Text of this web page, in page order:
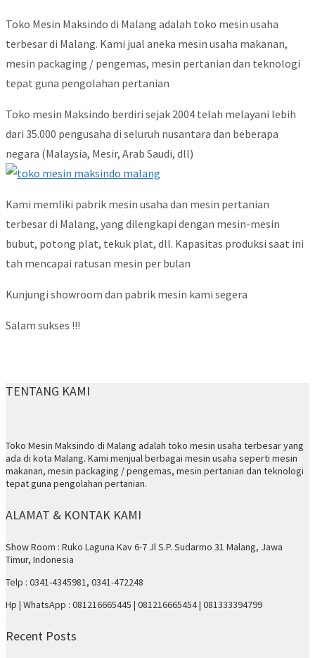
Toko Mesin Maksindo di Malang adalah toko mesin usaha
terbesar di Malang. Kami jual aneka mesin usaha makanan,
mesin packaging / pengemas, mesin pertanian dan teknologi
tepat guna pengolahan pertanian
Toko mesin Maksindo berdiri sejak 2004 telah melayani lebih
dari 35.000 pengusaha di seluruh nusantara dan beberapa
negara (Malaysia, Mesir, Arab Saudi, dll)
Kami memliki pabrik mesin usaha dan mesin pertanian
terbesar di Malang, yang dilengkapi dengan mesin-mesin
bubut, potong plat, tekuk plat, dll. Kapasitas produksi saat ini
tah mencapai ratusan mesin per bulan
Kunjungi showroom dan pabrik mesin kami segera
Salam sukses !!!
TENTANG KAMI
Toko Mesin Maksindo di Malang adalah toko mesin usaha terbesar yang
ada di kota Malang. Kami menjual berbagai mesin usaha seperti mesin
makanan, mesin packaging / pengemas, mesin pertanian dan teknologi
tepat guna pengolahan pertanian.
ALAMAT & KONTAK KAMI
Show Room : Ruko Laguna Kav 6-7 Jl S.P. Sudarmo 31 Malang, Jawa
Timur, Indonesia
Telp : 0341-4345981, 0341-472248
Hp | WhatsApp : 081216665445 | 081216665454 | 081333394799
Recent Posts